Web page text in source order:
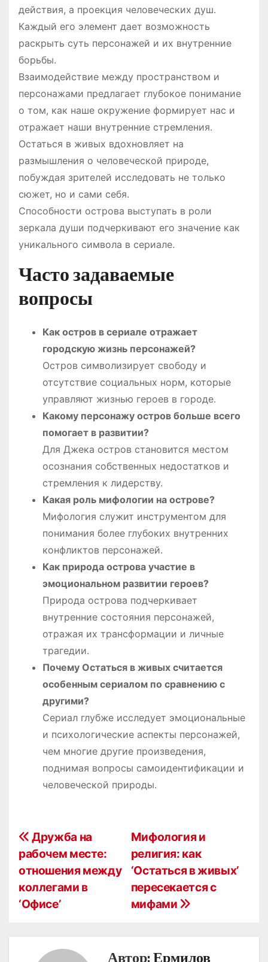
действия, а проекция человеческих душ.
Каждый его элемент дает возможность
раскрыть суть персонажей и их внутренние
борьбы.
Взаимодействие между пространством и
персонажами предлагает глубокое понимание
о том, как наше окружение формирует нас и
отражает наши внутренние стремления.
Остаться в живых вдохновляет на
размышления о человеческой природе,
побуждая зрителей исследовать не только
сюжет, но и сами себя.
Способности острова выступать в роли
зеркала души подчеркивают его значение как
уникального символа в сериале.
Часто задаваемые
вопросы
Как остров в сериале отражает
городскую жизнь персонажей?
Остров символизирует свободу и
отсутствие социальных норм, которые
управляют жизнью героев в городе.
Какому персонажу остров больше всего
помогает в развитии?
Для Джека остров становится местом
осознания собственных недостатков и
стремления к лидерству.
Какая роль мифологии на острове?
Мифология служит инструментом для
понимания более глубоких внутренних
конфликтов персонажей.
Как природа острова участие в
эмоциональном развитии героев?
Природа острова подчеркивает
внутренние состояния персонажей,
отражая их трансформации и личные
трагедии.
Почему Остаться в живых считается
особенным сериалом по сравнению с
другими?
Сериал глубже исследует эмоциональные
и психологические аспекты персонажей,
чем многие другие произведения,
поднимая вопросы самоидентификации и
человеческой природы.
Н
а
в
и
Мифология и
религия: как
‘Остаться в живых’
пересекается с
мифами
Дружба на
рабочем месте:
отношения между
коллегами в
‘Офисе’
Автор:Ермилов